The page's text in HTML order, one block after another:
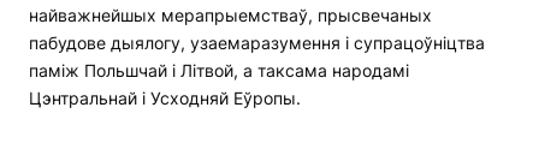
найважнейшых мерапрыемстваў, прысвечаных
пабудове дыялогу, узаемаразумення і супрацоўніцтва
паміж Польшчай і Літвой, а таксама народамі
Цэнтральнай і Усходняй Еўропы.